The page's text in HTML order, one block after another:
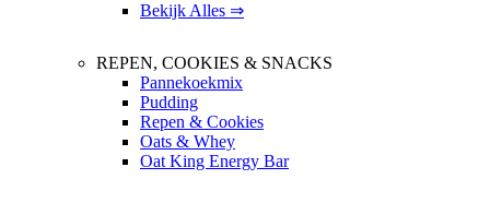
Bekijk Alles ⇒
REPEN, COOKIES & SNACKS
Pannekoekmix
Pudding
Repen & Cookies
Oats & Whey
Oat King Energy Bar